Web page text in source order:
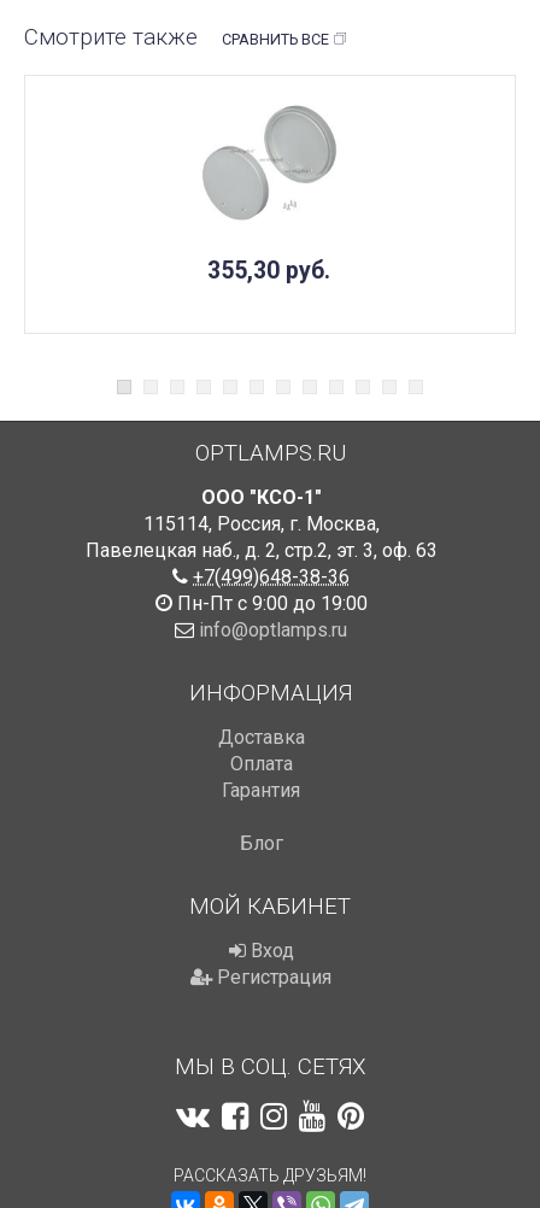
Смотрите также СРАВНИТЬ ВСЕ
355,30 руб.
OPTLAMPS.RU
ООО "КСО-1"
115114, Россия, г. Москва,
Павелецкая наб., д. 2, стр.2, эт. 3, оф. 63
+7(499)648-38-36
Пн-Пт с 9:00 до 19:00
info@optlamps.ru
ИНФОРМАЦИЯ
Доставка
Оплата
Гарантия
Блог
МОЙ КАБИНЕТ
Вход
Регистрация
МЫ В СОЦ. СЕТЯХ
РАССКАЗАТЬ ДРУЗЬЯМ!